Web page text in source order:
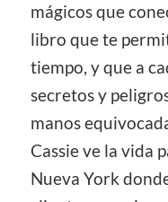
mágicos que
libro que te
tiempo, y que a
secretos y
manos
Cassie ve la vida
Nueva York